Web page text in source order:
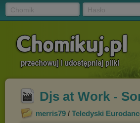
Djs at Work -
merris79 / Teledyski